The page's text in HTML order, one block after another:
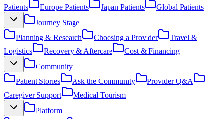
Patients
Europe Patients Japan Patients
Global Patients
Journey Stage
Planning & Research
Choosing a Provider
Travel &
Logistics
Recovery & Aftercare
Cost & Financing
Community
Patient Stories
Ask the Community
Provider Q&A
Caregiver Support
Medical Tourism
Platform